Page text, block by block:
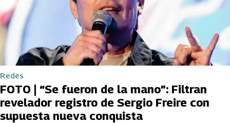
Redes
FOTO | “Se fueron de la mano”: Filtran
revelador registro de Sergio Freire con
supuesta nueva conquista